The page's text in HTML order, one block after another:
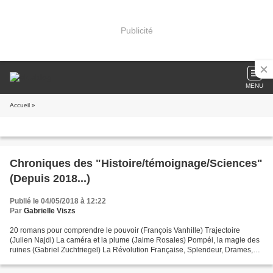
Publicité
MENU
Accueil »
Chroniques des "Histoire/témoignage/Sciences"
(Depuis 2018...)
Publié le 04/05/2018 à 12:22
Par Gabrielle Viszs
20 romans pour comprendre le pouvoir (François Vanhille) Trajectoire
(Julien Najdi) La caméra et la plume (Jaime Rosales) Pompéi, la magie des
ruines (Gabriel Zuchtriegel) La Révolution Française, Splendeur, Drames,